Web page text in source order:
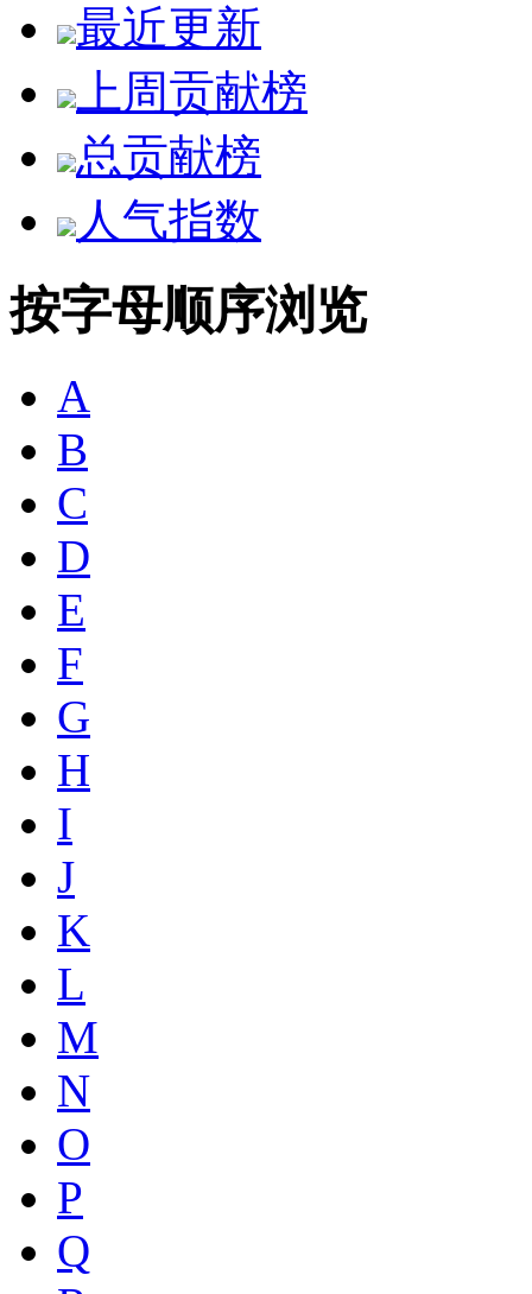
最近更新
上周贡献榜
总贡献榜
人气指数
按字母顺序浏览
A
B
C
D
E
F
G
H
I
J
K
L
M
N
O
P
Q